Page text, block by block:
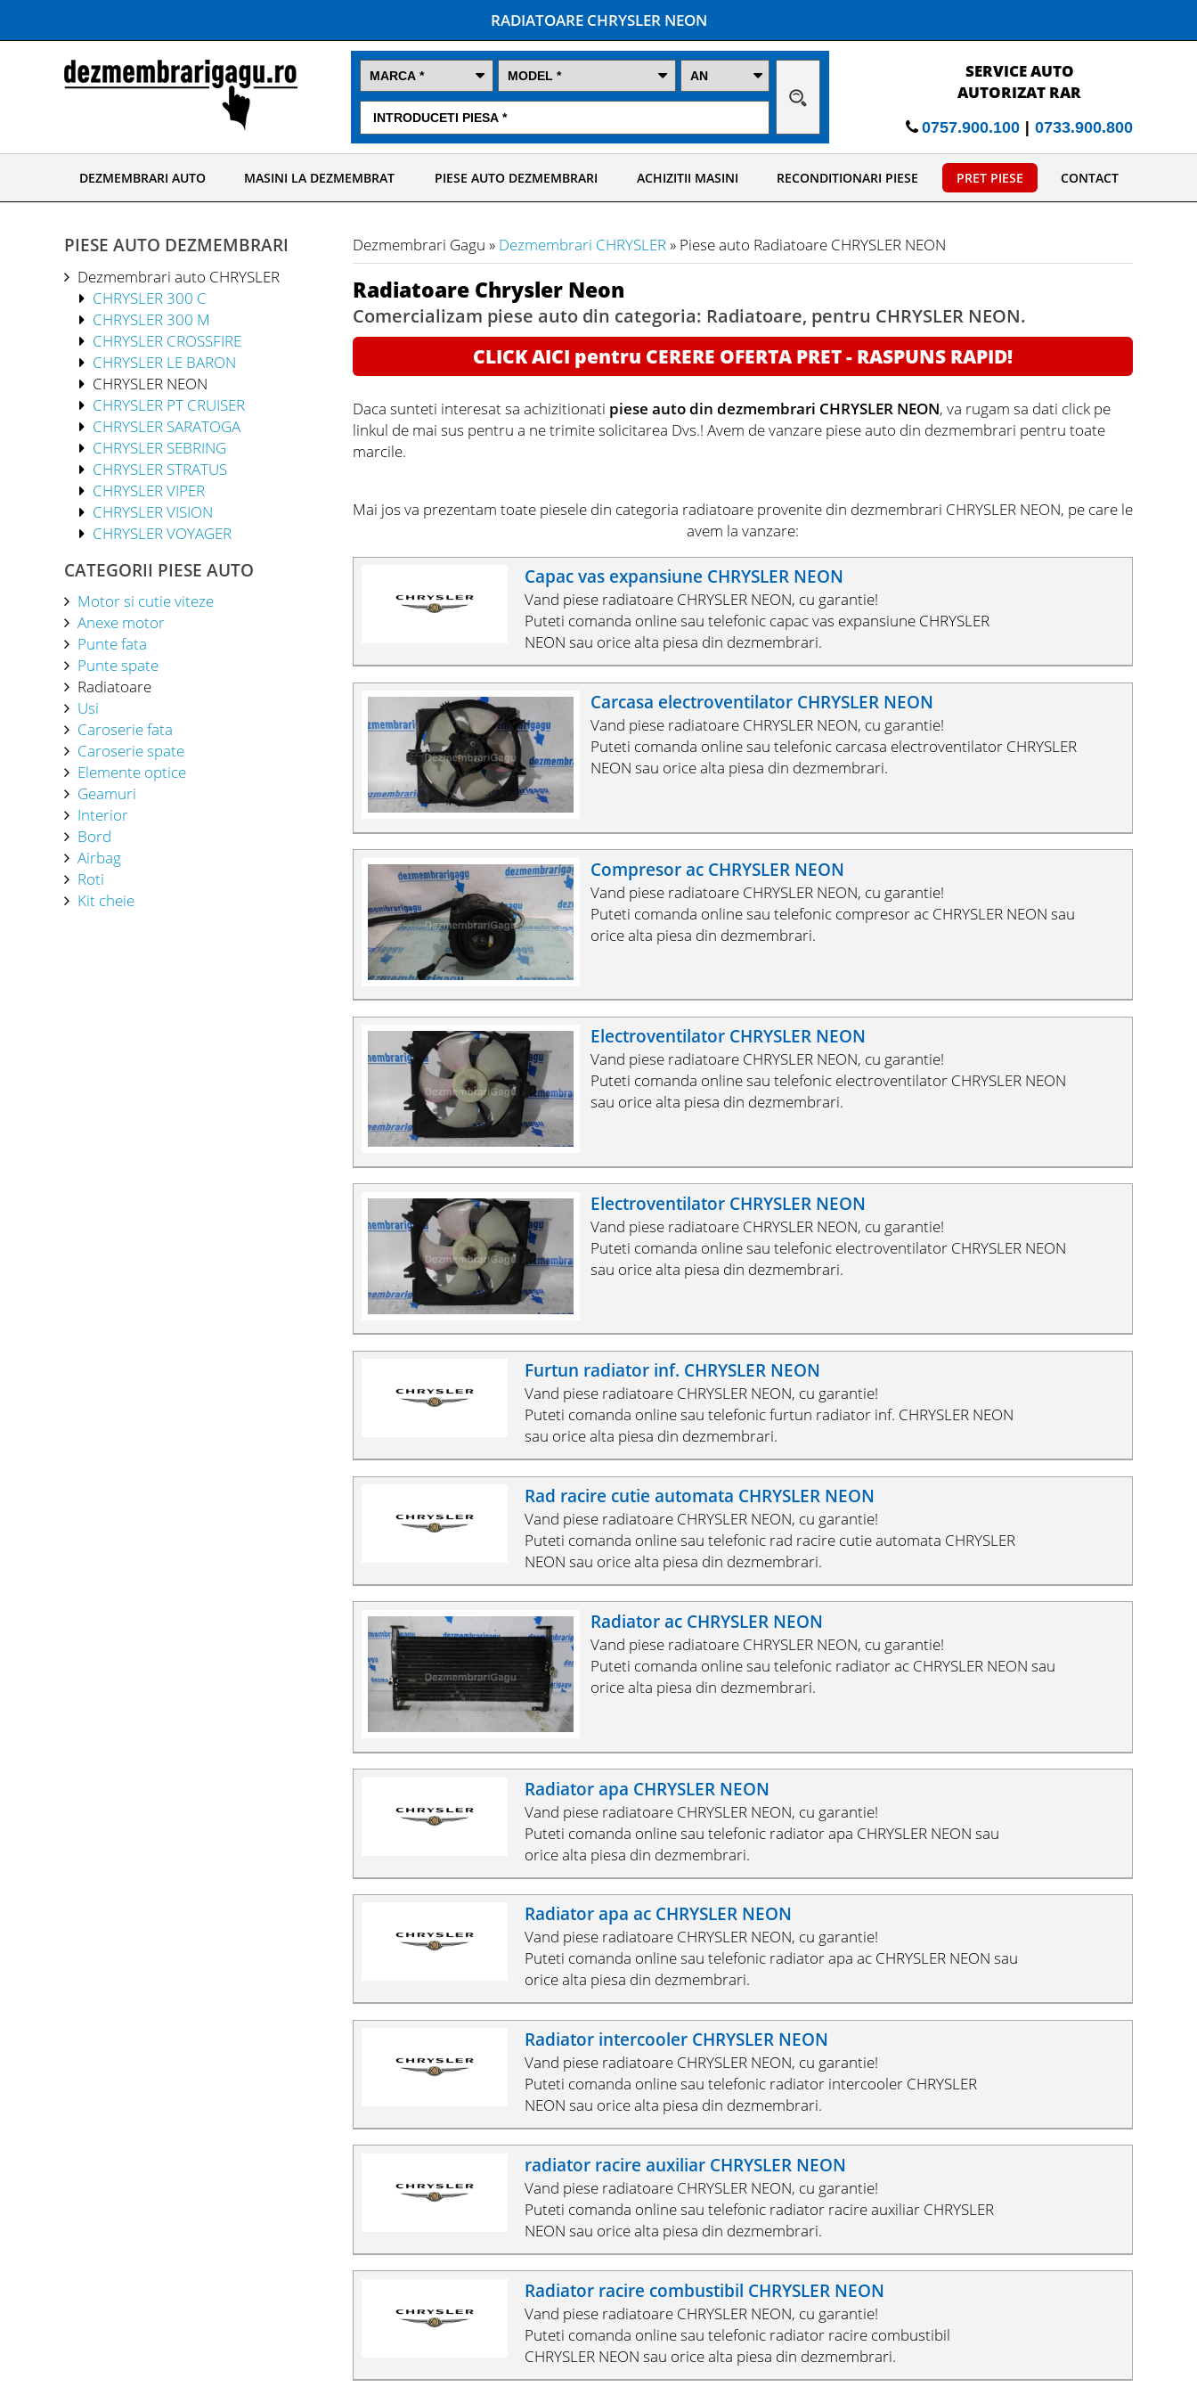
RADIATOARE CHRYSLER NEON
REPARATII MECANICE
COMPLEXE SI COMPLETE
0757.900.100 | 0733.900.800
DEZMEMBRARI AUTO MASINI LA DEZMEMBRAT PIESE AUTO DEZMEMBRARI ACHIZITII MASINI RECONDITIONARI PIESE PRET PIESE CONTACT
Dezmembrari Gagu » Dezmembrari CHRYSLER» Piese auto Radiatoare CHRYSLER NEON
Radiatoare Chrysler Neon
Comercializam piese auto din categoria: Radiatoare, pentru CHRYSLER NEON.
CLICK AICI pentru CERERE OFERTA PRET - RASPUNS RAPID!
Daca sunteti interesat sa achizitionati piese auto din dezmembrari CHRYSLER NEON, va rugam sa dati click pe
linkul de mai sus pentru a ne trimite solicitarea Dvs.! Avem de vanzare piese auto din dezmembrari pentru toate
marcile.
Mai jos va prezentam toate piesele din categoria radiatoare provenite din dezmembrari CHRYSLER NEON, pe care le
avem la vanzare:
Capac vas expansiune CHRYSLER NEON
Vand piese radiatoare CHRYSLER NEON, cu garantie!
Puteti comanda online sau telefonic capac vas expansiune CHRYSLER
NEON sau orice alta piesa din dezmembrari.
Carcasa electroventilator CHRYSLER NEON
Vand piese radiatoare CHRYSLER NEON, cu garantie!
Puteti comanda online sau telefonic carcasa electroventilator CHRYSLER
NEON sau orice alta piesa din dezmembrari.
Compresor ac CHRYSLER NEON
Vand piese radiatoare CHRYSLER NEON, cu garantie!
Puteti comanda online sau telefonic compresor ac CHRYSLER NEON sau
orice alta piesa din dezmembrari.
Electroventilator CHRYSLER NEON
Vand piese radiatoare CHRYSLER NEON, cu garantie!
Puteti comanda online sau telefonic electroventilator CHRYSLER NEON
sau orice alta piesa din dezmembrari.
Electroventilator CHRYSLER NEON
Vand piese radiatoare CHRYSLER NEON, cu garantie!
Puteti comanda online sau telefonic electroventilator CHRYSLER NEON
sau orice alta piesa din dezmembrari.
Furtun radiator inf. CHRYSLER NEON
Vand piese radiatoare CHRYSLER NEON, cu garantie!
Puteti comanda online sau telefonic furtun radiator inf. CHRYSLER NEON
sau orice alta piesa din dezmembrari.
Rad racire cutie automata CHRYSLER NEON
Vand piese radiatoare CHRYSLER NEON, cu garantie!
Puteti comanda online sau telefonic rad racire cutie automata CHRYSLER
NEON sau orice alta piesa din dezmembrari.
Radiator ac CHRYSLER NEON
Vand piese radiatoare CHRYSLER NEON, cu garantie!
Puteti comanda online sau telefonic radiator ac CHRYSLER NEON sau
orice alta piesa din dezmembrari.
Radiator apa CHRYSLER NEON
Vand piese radiatoare CHRYSLER NEON, cu garantie!
Puteti comanda online sau telefonic radiator apa CHRYSLER NEON sau
orice alta piesa din dezmembrari.
Radiator apa ac CHRYSLER NEON
Vand piese radiatoare CHRYSLER NEON, cu garantie!
Puteti comanda online sau telefonic radiator apa ac CHRYSLER NEON sau
orice alta piesa din dezmembrari.
Radiator intercooler CHRYSLER NEON
Vand piese radiatoare CHRYSLER NEON, cu garantie!
Puteti comanda online sau telefonic radiator intercooler CHRYSLER
NEON sau orice alta piesa din dezmembrari.
radiator racire auxiliar CHRYSLER NEON
Vand piese radiatoare CHRYSLER NEON, cu garantie!
Puteti comanda online sau telefonic radiator racire auxiliar CHRYSLER
NEON sau orice alta piesa din dezmembrari.
Radiator racire combustibil CHRYSLER NEON
Vand piese radiatoare CHRYSLER NEON, cu garantie!
Puteti comanda online sau telefonic radiator racire combustibil
CHRYSLER NEON sau orice alta piesa din dezmembrari.
PIESE AUTO DEZMEMBRARI
Dezmembrari auto CHRYSLER
CHRYSLER 300 C
CHRYSLER 300 M
CHRYSLER CROSSFIRE
CHRYSLER LE BARON
CHRYSLER NEON
CHRYSLER PT CRUISER
CHRYSLER SARATOGA
CHRYSLER SEBRING
CHRYSLER STRATUS
CHRYSLER VIPER
CHRYSLER VISION
CHRYSLER VOYAGER
CATEGORII PIESE AUTO
Motor si cutie viteze
Anexe motor
Punte fata
Punte spate
Radiatoare
Usi
Caroserie fata
Caroserie spate
Elemente optice
Geamuri
Interior
Bord
Airbag
Roti
Kit cheie